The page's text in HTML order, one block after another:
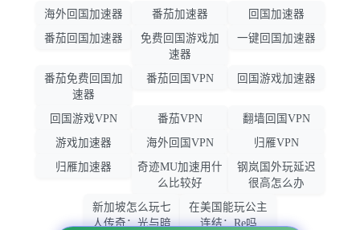
海外回国加速器 番茄加速器
回国加速器
番茄回国加速器
免费回国游戏加
速器
一键回国加速器
番茄免费回国加
速器
番茄回国VPN 回国游戏加速器
回国游戏VPN 番茄VPN
翻墙回国VPN
游戏加速器
海外回国VPN
归雁VPN
归雁加速器
奇迹MU加速用什
么比较好
钢岚国外玩延迟
很高怎么办
新加坡怎么玩七
人传奇：光与暗
在美国能玩公主
连结：Re吗